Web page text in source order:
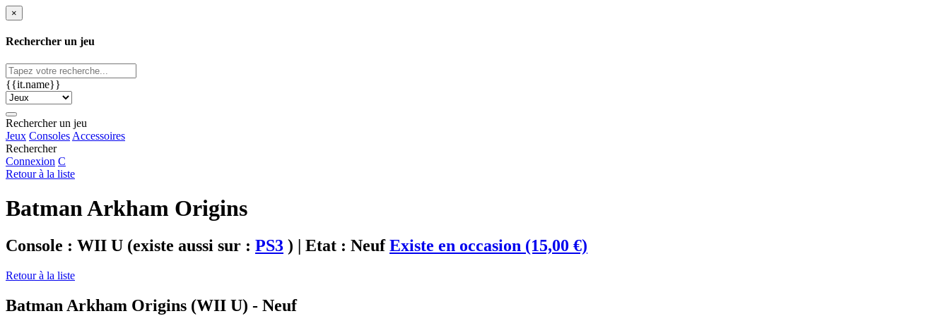
×
Rechercher un jeu
{{it.name}}
Rechercher un jeu
Jeux Consoles Accessoires
Rechercher
Connexion C
Retour à la liste
Batman Arkham Origins
Console : WII U (existe aussi sur : PS3 ) | Etat : NeufExiste en occasion (15,00 €)
Retour à la liste
Batman Arkham Origins (WII U) - Neuf